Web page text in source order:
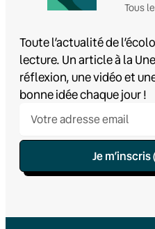
Tous
Toute l’actualité de
lecture. Un article à la
réflexion, une vidéo et
bonne idée chaque jour !
Je m’inscris